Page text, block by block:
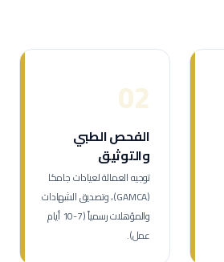
02
الفحص الطبي
والتوثيق
توجيه العمالة لعيادات جامكا
(GAMCA)، وتصديق الشهادات
والمؤهلات رسمياً (7-10 أيام
عمل).